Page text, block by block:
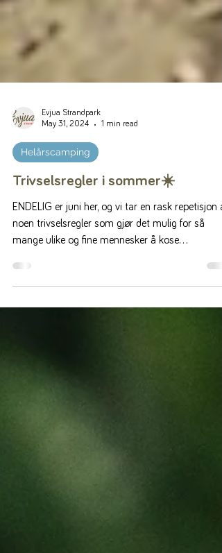
Evjua Strandpark
May 31, 2024
Helårscamping
Trivselsregler i sommer☀️
ENDELIG er juni her, og vi tar en rask repetisjon
mange ulike og fine mennesker å kose...